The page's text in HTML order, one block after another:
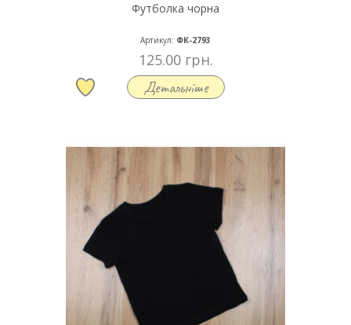
Футболка чорна
Артикул: ФК-2793
125.00 грн.
Детальніше